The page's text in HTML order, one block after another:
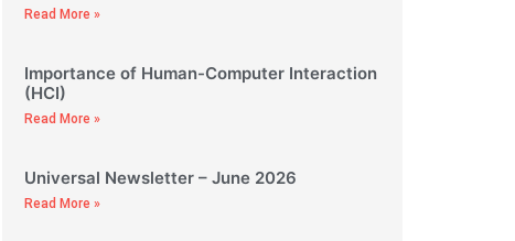
Read More »
Importance of Human-Computer Interaction
(HCI)
Read More »
Universal Newsletter – June 2026
Read More »